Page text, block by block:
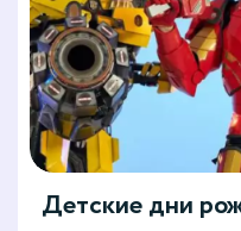
Детские дни